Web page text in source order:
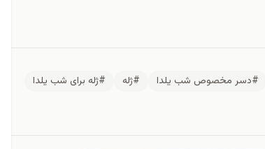
#دسر مخصوص شب یلدا #ژله
#ژله برای شب یلدا